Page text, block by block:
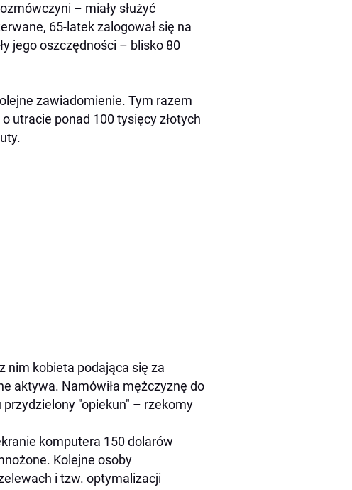
– miały służyć
65-latek zalogował się na
jego oszczędności – blisko 80
zawiadomienie. Tym razem
utracie ponad 100 tysięcy złotych
nim kobieta podająca się za
aktywa. Namówiła mężczyznę do
"opiekun" – rzekomy
komputera 150 dolarów
Kolejne osoby
i tzw. optymalizacji